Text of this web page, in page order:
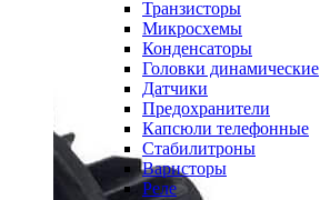
Транзисторы
Микросхемы
Конденсаторы
Головки динамические
Датчики
Предохранители
Капсюли телефонные
Стабилитроны
Варисторы
Реле